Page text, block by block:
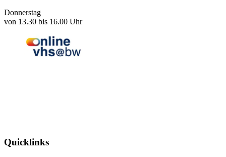
Donnerstag
von 13.30 bis 16.00 Uhr
Quicklinks